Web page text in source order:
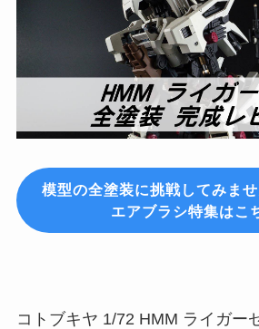
模型の全塗装に挑戦してみま
エアブラシ特集はこ
コトブキヤ 1/72 HMM ライガー